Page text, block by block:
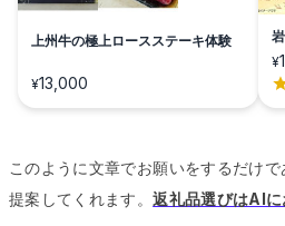
上州牛の極上ロースステーキ体験
¥13,000
¥
このように文章でお願いをするだけ
提案してくれます。返礼品選びはAIに